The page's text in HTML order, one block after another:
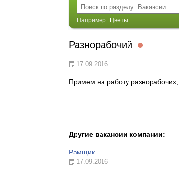
Например: Цветы
Разнорабочий
17.09.2016
Примем на работу
Другие вакансии компании:
Рамщик
17.09.2016